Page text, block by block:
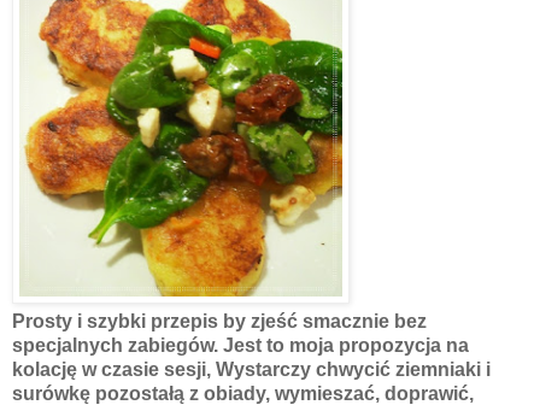
Prosty i szybki przepis by zjeść smacznie bez
specjalnych zabiegów. Jest to moja propozycja na
kolację w czasie sesji, Wystarczy chwycić ziemniaki i
surówkę pozostałą z obiady, wymieszać, doprawić,